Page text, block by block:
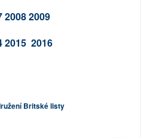
20082009
2015 2016
Britské listy